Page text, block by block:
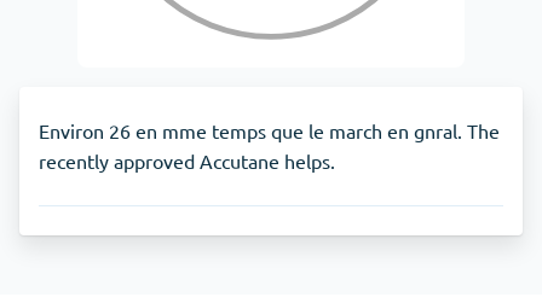
Environ 26 en mme temps que le march en gnral. The
recently approved Accutane helps.